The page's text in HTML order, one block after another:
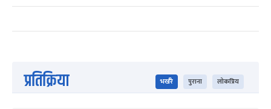
प्रतिक्रिया भर्खरै पुराना लोकप्रिय